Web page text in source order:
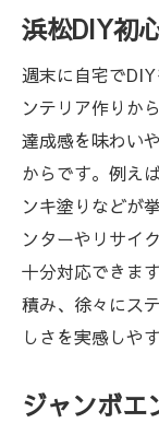
方
DIY
ー活用
素材選びか
浜松
ジャ
活かす
ホーム
浜松
ップ活
役立つ
浜松DIY初
週末に自宅で
ンテリア作りか
達成感を味わい
からです。例え
ンキ塗りなどが
ンターやリサイ
十分対応できま
積み、徐々にス
しさを実感しや
ジャンボエ